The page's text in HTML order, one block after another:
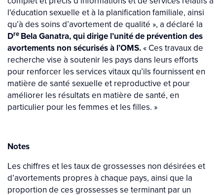
l'éducation sexuelle et à la planification familiale, ainsi
qu’à des soins d’avortement de qualité », a déclaré la
Dre Bela Ganatra, qui dirige l’unité de prévention des
avortements non sécurisés à l’OMS.« Ces travaux de
recherche vise à soutenir les pays dans leurs efforts
pour renforcer les services vitaux qu’ils fournissent en
matière de santé sexuelle et reproductive et pour
améliorer les résultats en matière de santé, en
particulier pour les femmes et les filles. »
Notes
Les chiffres et les taux de grossesses non désirées et
d’avortements propres à chaque pays, ainsi que la
proportion de ces grossesses se terminant par un